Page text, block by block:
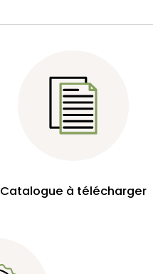
Catalogue à télécharger